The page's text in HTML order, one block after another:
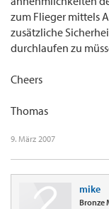
zum Flieger mittels
zusätzliche
durchlaufen zu
Cheers
Thomas
9. März 2007
mike
Bronze